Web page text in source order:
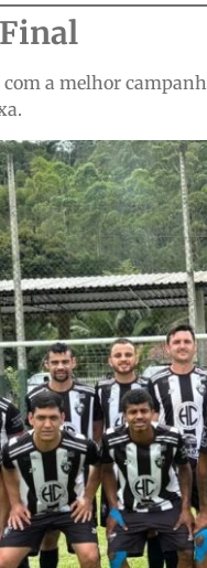
com a melhor